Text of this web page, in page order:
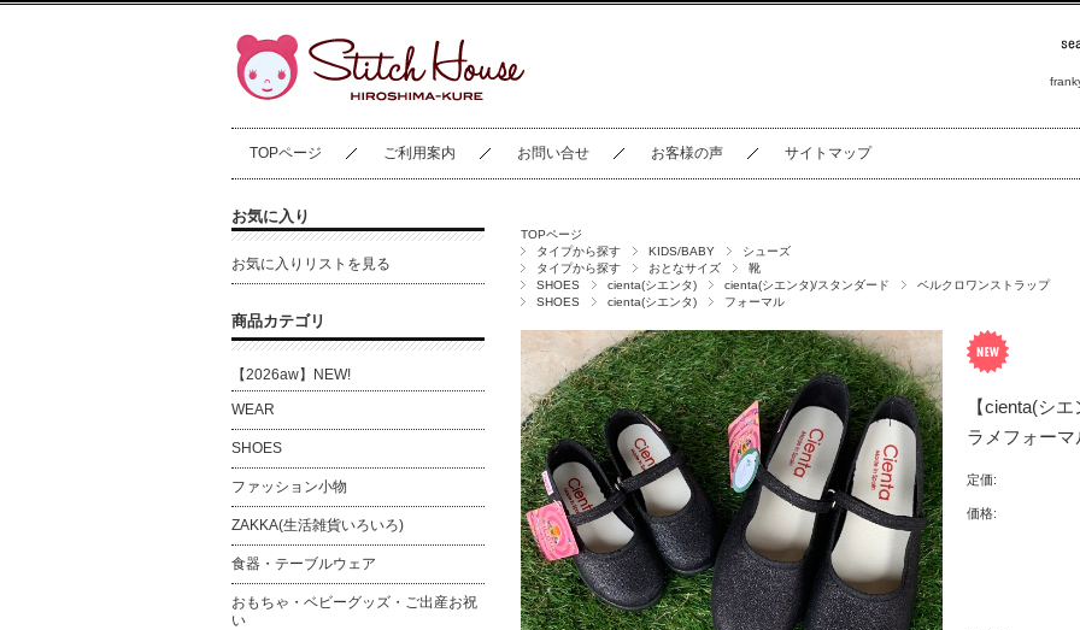
TOPページ ご利用案内 お問い合せ お客様の声 サイトマップ
TOPページ
タイプから探す
KIDS/BABY
シューズ
タイプから探す
おとなサイズ
靴
SHOES
cienta(シエンタ) cienta(シエンタ)/スタンダード
ベルクロワンストラップ
SHOES
cienta(シエンタ) フォーマル
【cienta(シ
ラメフォー
定価:
価格:
お気に入り
お気に入りリストを見る
商品カテゴリ
【2026aw】NEW!
WEAR
SHOES
ファッション小物
ZAKKA(生活雑貨いろいろ)
食器・テーブルウェア
おもちゃ・ベビーグッズ・ご出産お祝
い